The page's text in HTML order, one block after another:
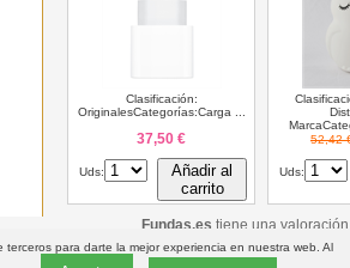
Clasificación:
OriginalesCategorías:Carga ...
37,50 €
Uds:
Añadir al
carrito
52,42
Uds:
Fundas.es tiene una
terceros para darte la mejor experiencia en nuestra web. Al